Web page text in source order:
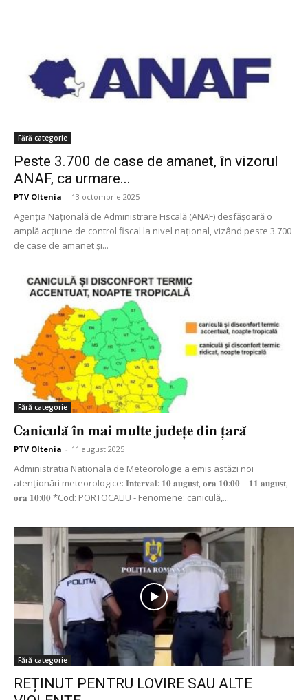
Fără categorie
Peste 3.700 de case de amanet, în vizorul
ANAF, ca urmare...
PTV Oltenia - 13 octombrie 2025
Agenția Națională de Administrare Fiscală (ANAF) desfășoară o
amplă acțiune de control fiscal la nivel național, vizând peste 3.700
de case de amanet și...
Fără categorie
C𝐚𝐧𝐢𝐜𝐮𝐥𝐚̆ 𝐢̂𝐧 𝐦𝐚𝐢 𝐦𝐮𝐥𝐭𝐞 𝐣𝐮𝐝𝐞𝐭̦𝐞 𝐝𝐢𝐧 𝐭̦𝐚𝐫𝐚̆
PTV Oltenia - 11 august 2025
Administratia Nationala de Meteorologie a emis astăzi noi
atenționări meteorologice: 𝐈𝐧𝐭𝐞𝐫𝐯𝐚𝐥: 𝟏𝟎 𝐚𝐮𝐠𝐮𝐬𝐭, 𝐨𝐫𝐚 𝟏𝟎:𝟎𝟎 – 𝟏𝟏 𝐚𝐮𝐠𝐮𝐬𝐭,
𝐨𝐫𝐚 𝟏𝟎:𝟎𝟎 *Cod: PORTOCALIU - Fenomene: caniculă,...
Fără categorie
REȚINUT PENTRU LOVIRE SAU ALTE